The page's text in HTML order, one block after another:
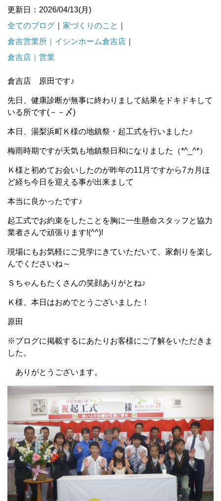
更新日：2026/04/13(月)
全てのブログ
家づくりのこと
倉吉営業所｜イシンホーム倉吉店
倉吉店｜営業
倉吉店 原田です♪
先日、健康診断が無事に終わりまして結果をドキドキして
いる所です(－－〆)
本日、湯梨浜町Ｋ様の地鎮祭・起工式を行いました♪
梅雨時期ですが天気も地鎮祭日和になりました（*^_^*）
Ｋ様と初めてお会いしたのが昨年の11月ですから7カ月ほ
ど経ち今日を迎える事が出来まして
本当に良かったです♪
起工式でお約束をしたことを胸に一生懸命スタッフと協力
業者さんで頑張ります!(^^)!
現場にもお気軽にご見学にきていただいて、家創りを楽し
んでくださいね～
Ｓちゃんもたくさんの笑顔ありがとね♪
Ｋ様、本日はおめでとうございました！
原田
※ブログに掲載するにあたりお客様にご了解をいただきま
した。
ありがとうございます。